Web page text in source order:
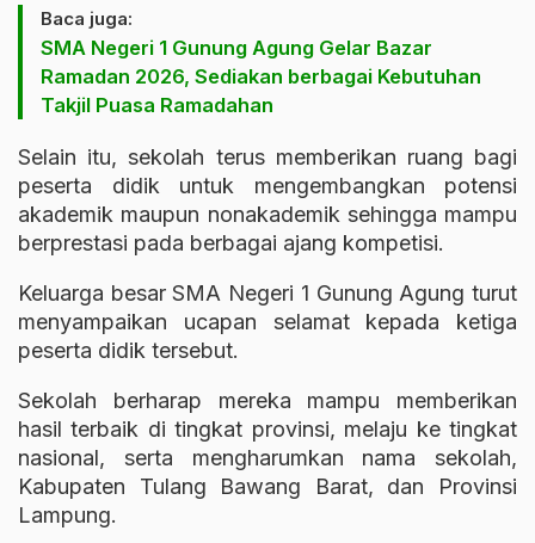
Baca juga:
SMA Negeri 1 Gunung Agung Gelar Bazar
Ramadan 2026, Sediakan berbagai Kebutuhan
Takjil Puasa Ramadahan
Selain itu, sekolah terus memberikan ruang bagi
peserta didik untuk mengembangkan potensi
akademik maupun nonakademik sehingga mampu
berprestasi pada berbagai ajang kompetisi.
Keluarga besar SMA Negeri 1 Gunung Agung turut
menyampaikan ucapan selamat kepada ketiga
peserta didik tersebut.
Sekolah berharap mereka mampu memberikan
hasil terbaik di tingkat provinsi, melaju ke tingkat
nasional, serta mengharumkan nama sekolah,
Kabupaten Tulang Bawang Barat, dan Provinsi
Lampung.